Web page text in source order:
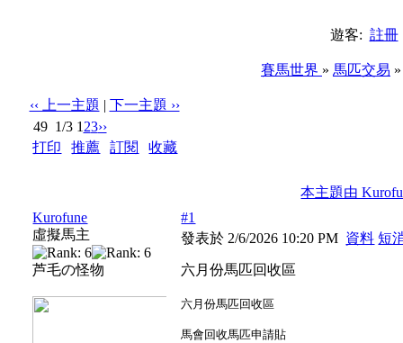
遊客: 註冊
賽馬世界 » 馬匹交易
‹‹ 上一主題 | 下一主題 ››
49 1/3 1 23››
打印 |推薦 |訂閱 |收藏
本主題由
Kurofune
虛擬馬主
芦毛の怪物
#1
發表於 2/6/2026 10:20 PM 資料 短
六月份馬匹回收區
六月份馬匹回收區
馬會回收馬匹申請貼